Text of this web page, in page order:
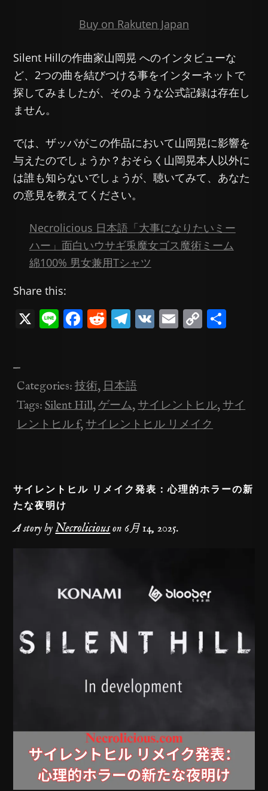
Buy on Rakuten Japan
Silent Hillの作曲家山岡晃 へのインタビューな
ど、2つの曲を結びつける事をインターネットで
探してみましたが、そのような公式記録は存在し
ません。
では、ザッパがこの作品において山岡晃に影響を
与えたのでしょうか？おそらく山岡晃本人以外に
は誰も知らないでしょうが、聴いてみて、あなた
の意見を教えてください。
Necrolicious 日本語「大事になりたいミー
ハー」面白いウサギ兎魔女ゴス魔術ミーム
綿100% 男女兼用Tシャツ
Share this:
X Li F
e
b
o
o
R
di
t
T
gr
a
m
V E C
Li
n
k
—
Categories:技術,日本語
Tags:Silent Hill,ゲーム,サイレントヒル,サイ
レントヒル f,サイレントヒル リメイク
サイレントヒル リメイク発表：心理的ホラーの新
たな夜明け
A story by Necroliciouson 6月 14, 2025.